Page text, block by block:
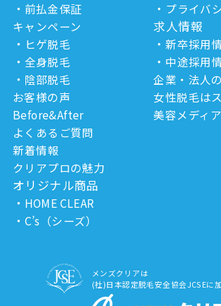
前払金保証
キャンペーン
ヒゲ脱毛
全身脱毛
陰部脱毛
お客様の声
Before&After
よくあるご質問
新着情報
クリアプロの魅力
オリジナル商品
HOME CLEAR
C’s（シーズ）
プライバ
求人情報
新卒採用
中途採用
企業・法人
女性脱毛は
美容メディ
メンズクリアは
(社)日本認定脱毛安全協会JCSEに